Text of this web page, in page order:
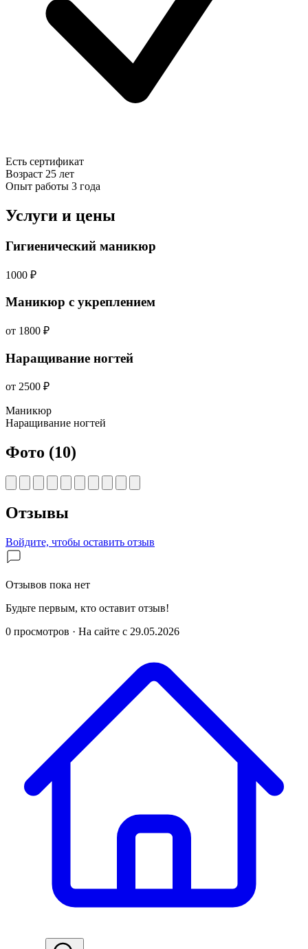
Есть сертификат
Возраст 25 лет
Опыт работы 3 года
Услуги и цены
Гигиенический маникюр
1000 ₽
Маникюр с укреплением
от 1800 ₽
Наращивание ногтей
от 2500 ₽
Маникюр
Наращивание ногтей
Фото (10)
Отзывы
Войдите, чтобы оставить отзыв
Отзывов пока нет
Будьте первым, кто оставит отзыв!
0 просмотров · На сайте с 29.05.2026